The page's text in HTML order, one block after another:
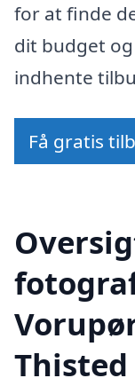
for at finde
dit budget
indhente
Få gratis